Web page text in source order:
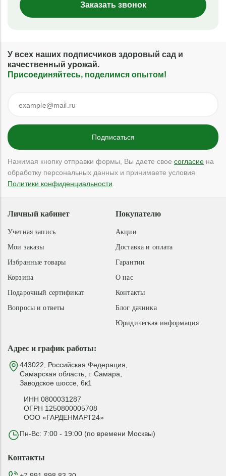
Заказать звонок
У всех наших подписчиков здоровый сад и
качественный урожай.
Присоединяйтесь, поделимся опытом!
Нажимая кнопку отправки формы, Вы даете свое согласие на
обработку персональных данных и принимаете условия
Политики конфиденциальности
Адрес и график работы:
443022, Российская Федерация,
Самарская область, г. Самара,
Заводское шоссе, 6к1
ИНН 0800031287
ОГРН 1250800005708
ООО «ГАРДЕНМАРТ24»
Пн-Вс: 7:00 - 19:00 (по времени Москвы)
Покупателю
Акции
Доставка и оплата
Гарантии
О нас
Контакты
Блог дачника
Юридическая информация
Личный кабинет
Учетная запись
Мои заказы
Избранные товары
Корзина
Подарочный сертификат
Вопросы и ответы
Контакты